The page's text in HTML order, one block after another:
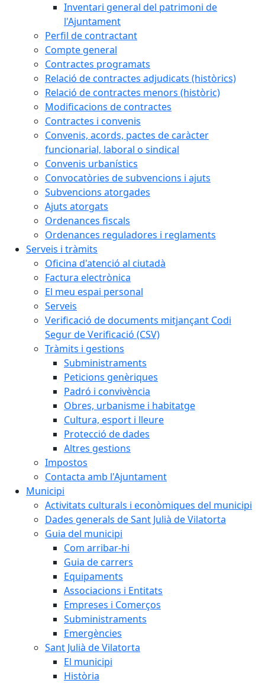
Inventari general del patrimoni de
l'Ajuntament
Perfil de contractant
Compte general
Contractes programats
Relació de contractes adjudicats (històrics)
Relació de contractes menors (històric)
Modificacions de contractes
Contractes i convenis
Convenis, acords, pactes de caràcter
funcionarial, laboral o sindical
Convenis urbanístics
Convocatòries de subvencions i ajuts
Subvencions atorgades
Ajuts atorgats
Ordenances fiscals
Ordenances reguladores i reglaments
Serveis i tràmits
Oficina d'atenció al ciutadà
Factura electrònica
El meu espai personal
Serveis
Verificació de documents mitjançant Codi
Segur de Verificació (CSV)
Tràmits i gestions
Subministraments
Peticions genèriques
Padró i convivència
Obres, urbanisme i habitatge
Cultura, esport i lleure
Protecció de dades
Altres gestions
Impostos
Contacta amb l'Ajuntament
Municipi
Activitats culturals i econòmiques del municipi
Dades generals de Sant Julià de Vilatorta
Guia del municipi
Com arribar-hi
Guia de carrers
Equipaments
Associacions i Entitats
Empreses i Comerços
Subministraments
Emergències
Sant Julià de Vilatorta
El municipi
Història